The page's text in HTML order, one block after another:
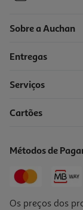
Sobre a Auchan
Entregas
Serviços
Cartões
Métodos de
Os preços dos